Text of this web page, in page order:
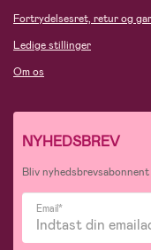
Fortrydelsesret, retur og
Ledige stillinger
Om os
NYHEDSBREV
Bliv
Email*